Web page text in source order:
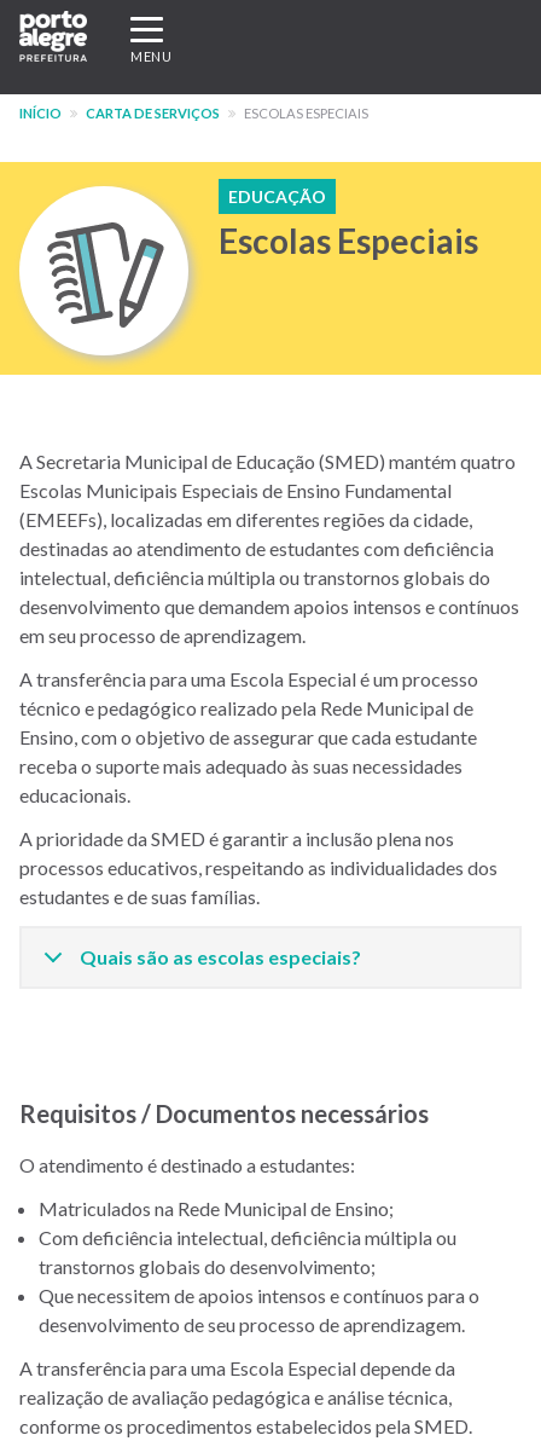
Pular
para
conteúdo
Expandir/recolher
navegação
MENU
INÍCIO CARTA DE SERVIÇOS ESCOLAS ESPECIAIS
EDUCAÇÃO
Escolas Especiais
A Secretaria Municipal de Educação (SMED) mantém quatro
Escolas Municipais Especiais de Ensino Fundamental
(EMEEFs), localizadas em diferentes regiões da cidade,
destinadas ao atendimento de estudantes com deficiência
intelectual, deficiência múltipla ou transtornos globais do
desenvolvimento que demandem apoios intensos e contínuos
em seu processo de aprendizagem.
A transferência para uma Escola Especial é um processo
técnico e pedagógico realizado pela Rede Municipal de
Ensino, com o objetivo de assegurar que cada estudante
receba o suporte mais adequado às suas necessidades
educacionais.
A prioridade da SMED é garantir a inclusão plena nos
processos educativos, respeitando as individualidades dos
estudantes e de suas famílias.
Quais são as escolas especiais?
Requisitos / Documentos necessários
O atendimento é destinado a estudantes:
Matriculados na Rede Municipal de Ensino;
Com deficiência intelectual, deficiência múltipla ou
transtornos globais do desenvolvimento;
Que necessitem de apoios intensos e contínuos para o
desenvolvimento de seu processo de aprendizagem.
A transferência para uma Escola Especial depende da
realização de avaliação pedagógica e análise técnica,
conforme os procedimentos estabelecidos pela SMED.